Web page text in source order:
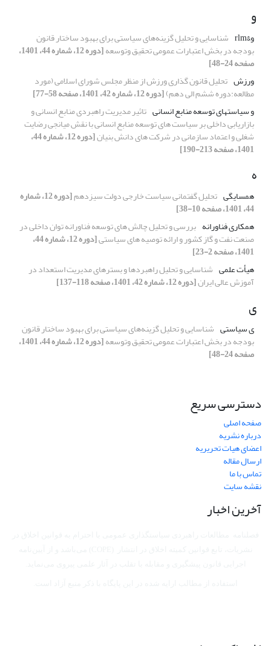
و
و&rlm شناسایی و تحلیل گزینه‌های سیاستی برای بهبود ساختار قانون
بودجه در بخش اعتبارات عمومی تحقیق ‏وتوسعه [دوره 12، شماره 44، 1401،
صفحه 24-48]
ورزش تحلیل قانون گذاری ورزش از منظر مجلس شورای اسلامی (مورد
مطالعه:دوره ششم الی دهم)[دوره 12، شماره 42، 1401، صفحه 58-77]
و سیاستهای توسعه منابع انسانی تاثیر مدیریت راهبردی منابع انسانی و
بازاریابی داخلی بر سیاست های توسعه منابع انسانی با نقش میانجی رضایت
شغلی و اعتماد سازمانی در شرکت های دانش بنیان [دوره 12، شماره 44،
1401، صفحه 213-190]
ه
همسایگی تحلیل گفتمانی سیاست خارجی دولت سیزدهم [دوره 12، شماره
44، 1401، صفحه 10-38]
همکاری فناورانه بررسی و تحلیل چالش های توسعه فناورانه توان داخلی در
صنعت نفت و گاز کشور و ارائه توصیه های سیاستی [دوره 12، شماره 44،
1401، صفحه 2-23]
هیأت علمی شناسایی و تحلیل راهبردها و بسترهای مدیریت استعداد در
آموزش عالی ایران[دوره 12، شماره 42، 1401، صفحه 118-137]
ی
ی سیاستی شناسایی و تحلیل گزینه‌های سیاستی برای بهبود ساختار قانون
بودجه در بخش اعتبارات عمومی تحقیق ‏وتوسعه [دوره 12، شماره 44، 1401،
صفحه 24-48]
دسترسی سریع
صفحه اصلی
درباره نشریه
اعضای هیات تحریریه
ارسال مقاله
تماس با ما
نقشه سایت
آخرین اخبار